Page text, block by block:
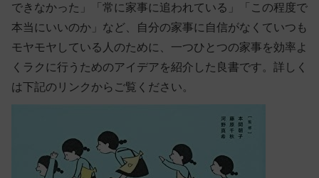
できなかった」「常に家事に追われている」「この程度で
本当にいいのか」など、自分の家事に自信がなくていつも
モヤモヤしている人のために、一つひとつの家事を効率よ
くラクに行うためのアイデアを紹介した良書です。詳しく
は下記のリンクからご覧ください。